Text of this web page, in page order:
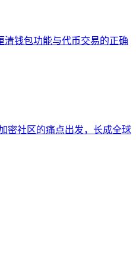
清钱包功能与代币交易的正确
密社区的痛点出发，长成全球